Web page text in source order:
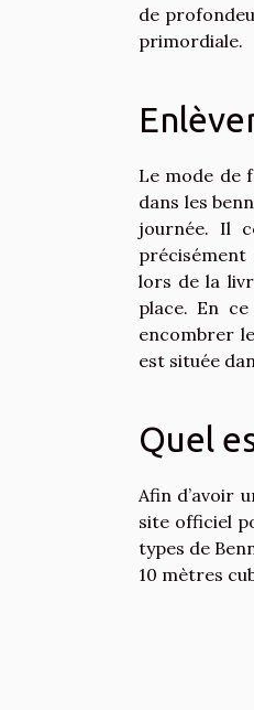
de
primordiale.
Le mode de
dans les
journée. Il
précisément
lors de la
place. En
encombrer
est située
Quel
Afin d’avoir
site officiel
types de
10 mètres